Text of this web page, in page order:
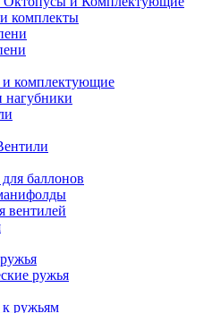
комплекты
и комплектующие
нагубники
баллонов
вентилей
ружья
к ружьям